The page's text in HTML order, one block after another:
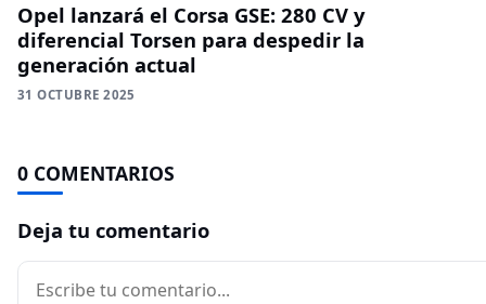
Opel lanzará el Corsa GSE: 280 CV y
diferencial Torsen para despedir la
generación actual
31 OCTUBRE 2025
0 COMENTARIOS
Deja tu comentario
Comentario